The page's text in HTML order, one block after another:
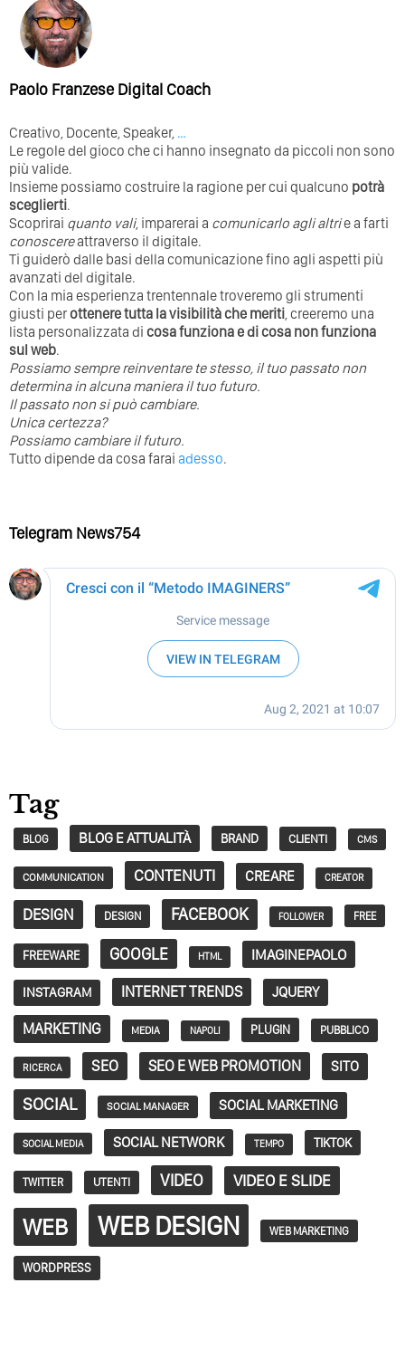
Paolo Franzese Digital Coach
Creativo, Docente, Speaker, …
Le regole del gioco che ci hanno insegnato da piccoli non sono
più valide.
Insieme possiamo costruire la ragione per cui qualcuno potrà
sceglierti.
Scoprirai quanto vali, imparerai a comunicarlo agli altrie a farti
conoscereattraverso il digitale.
Ti guiderò dalle basi della comunicazione fino agli aspetti più
avanzati del digitale.
Con la mia esperienza trentennale troveremo gli strumenti
giusti perottenere tutta la visibilità che meriti, creeremo una
lista personalizzata di cosa funziona e di cosa non funziona
sul web.
Possiamo sempre reinventare te stesso, il tuo passato non
determina in alcuna maniera il tuo futuro. ⁣
⁣Il passato non si può cambiare.
Unica certezza?
Possiamo cambiare il futuro.
Tutto dipende da cosa farai adesso.
Telegram News754
Tag
BLOG BLOG E ATTUALITÀ BRAND CLIENTI CMS
COMMUNICATION CONTENUTI CREARE CREATOR
DESIGN DESIGN FACEBOOK FOLLOWER FREE
FREEWARE GOOGLE HTML IMAGINEPAOLO
INSTAGRAM INTERNET TRENDS JQUERY
MARKETING MEDIA NAPOLI PLUGIN PUBBLICO
RICERCA SEO SEO E WEB PROMOTION SITO
SOCIAL SOCIAL MANAGER SOCIAL MARKETING
SOCIAL MEDIA SOCIAL NETWORK TEMPO TIKTOK
TWITTER UTENTI VIDEO VIDEO E SLIDE
WEB WEB DESIGN WEB MARKETING
WORDPRESS